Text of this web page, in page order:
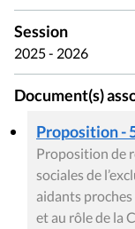
Session
2025 - 2026
Document(s)
Proposition -
Proposition de
sociales de
aidants
et au rôle de la